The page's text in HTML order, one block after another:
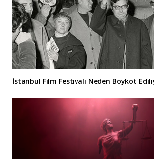
İstanbul Film Festivali Neden Boykot